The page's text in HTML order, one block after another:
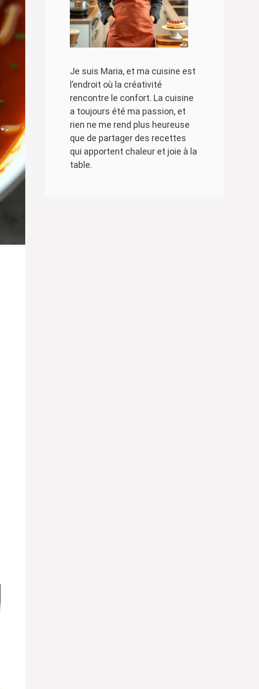
Je suis Maria, et ma cuisine est
l’endroit où la créativité
rencontre le confort. La cuisine
a toujours été ma passion, et
rien ne me rend plus heureuse
que de partager des recettes
qui apportent chaleur et joie à la
table.